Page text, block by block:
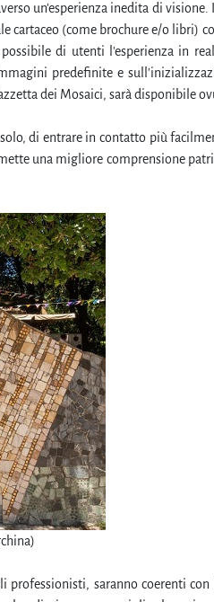
un'esperienza inedita di
cartaceo (come brochure e/o libri)
di utenti l'esperienza in
predefinite e
dei Mosaici, sarà disponibile
di entrare in contatto più
una migliore comprensione
saranno coerenti